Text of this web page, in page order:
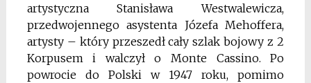
artystyczna Stanisława Westwalewicza,
przedwojennego asystenta Józefa Mehoffera,
artysty – który przeszedł cały szlak bojowy z 2
Korpusem i walczył o Monte Cassino. Po
powrocie do Polski w 1947 roku, pomimo